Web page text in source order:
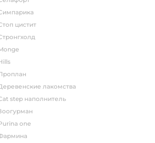
симпарика
стоп цистит
стронгхолд
monge
hills
проплан
деревенские лакомства
cat step наполнитель
зоогурман
purina one
фармина